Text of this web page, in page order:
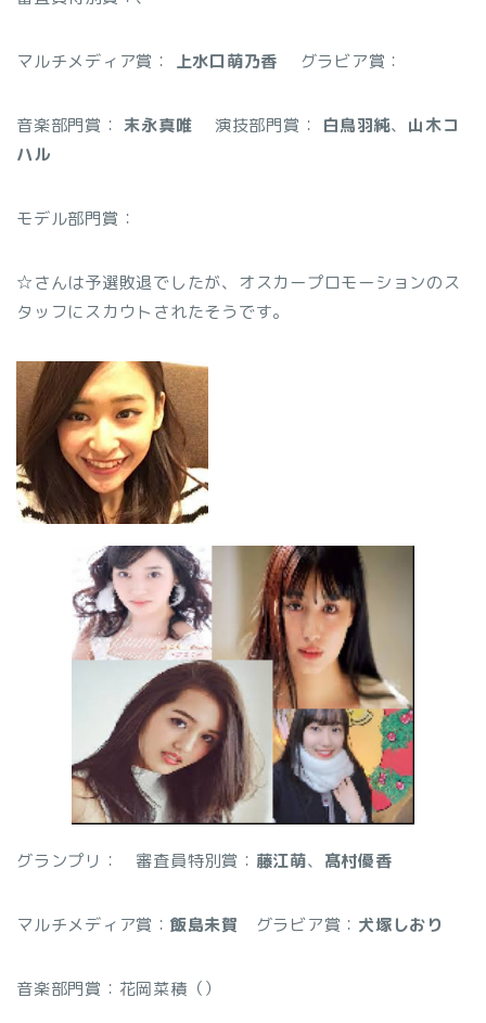
マルチメディア賞： 上水口萌乃香 グラビア賞：
音楽部門賞： 末永真唯 演技部門賞： 白鳥羽純、 山木コ
ハル
モデル部門賞：
☆さんは予選敗退でしたが、オスカープロモーションのス
タッフにスカウトされたそうです。
グランプリ： 審査員特別賞： 藤江萌、 髙村優香
マルチメディア賞： 飯島未賀 グラビア賞： 犬塚しおり
音楽部門賞：花岡菜積（）